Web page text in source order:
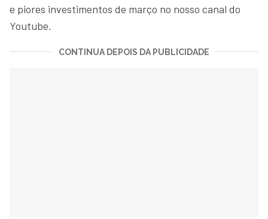
e piores investimentos de março no nosso canal do
Youtube.
CONTINUA DEPOIS DA PUBLICIDADE